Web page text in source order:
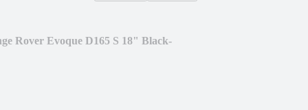
Rover Evoque D165 S 18" Black-